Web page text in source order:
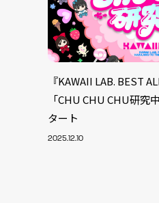
『KAWAII LAB. BEST
「CHU CHU CHU研究
タート
2025.12.10